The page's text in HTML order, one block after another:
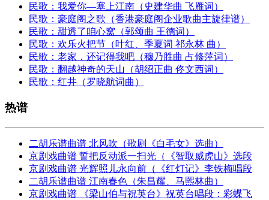
民歌：我爱你—塞上江南（史建华曲 飞雁词）
民歌：豪庭阁之歌（香港豪庭阁企业歌曲主旋律谱）
民歌：甜透了咱心窝（郭颂曲 王德词）
民歌：欢乐火把节（叶红、季夏词 祁永林 曲）
民歌：老家，还记得我吧（穆乃胜曲 占修萍词）
民歌：翻越神奇的天山（胡绍正曲 佟文西词）
民歌：红井（罗晓航词曲）
热谱
二胡乐谱曲谱 北风吹（歌剧《白毛女》选曲）
京剧戏曲谱 誓把反动派一扫光（《智取威虎山》选段
京剧戏曲谱 光辉照儿永向前（《红灯记》李铁梅唱段
二胡乐谱曲谱 江南春色（朱昌耀、马熙林曲）
京剧戏曲谱 《梁山伯与祝英台》祝英台唱段：彩蝶飞